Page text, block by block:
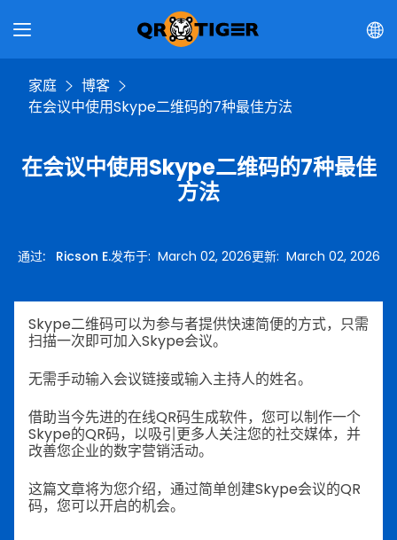
家庭
博客
在会议中使用Skype二维码的7种最佳方法
在会议中使用Skype二维码的7种最佳
方法
通过: Ricson E.发布于: March 02, 2026更新: March 02, 2026
Skype二维码可以为参与者提供快速简便的方式，只需
扫描一次即可加入Skype会议。
无需手动输入会议链接或输入主持人的姓名。
借助当今先进的在线QR码生成软件，您可以制作一个
Skype的QR码，以吸引更多人关注您的社交媒体，并
改善您企业的数字营销活动。
这篇文章将为您介绍，通过简单创建Skype会议的QR
码，您可以开启的机会。